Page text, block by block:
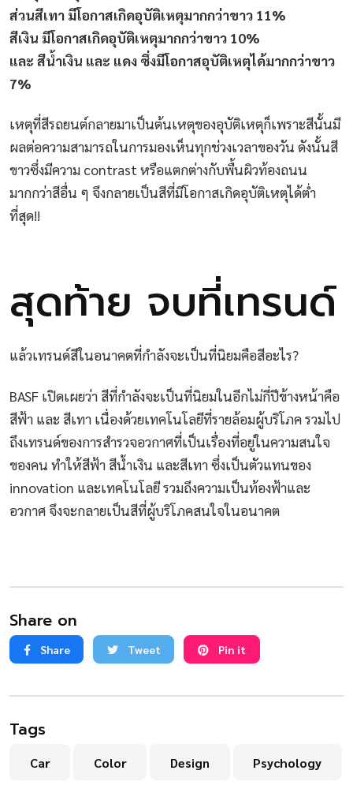
ส่วนสีเทา มีโอกาสเกิดอุบัติเหตุมากกว่าขาว 11%
สีเงิน มีโอกาสเกิดอุบัติเหตุมากกว่าขาว 10%
และ สีน้ำเงิน และ แดง ซึ่งมีโอกาสอุบัติเหตุได้มากกว่าขาว
7%
เหตุที่สีรถยนต์กลายมาเป็นต้นเหตุของอุบัติเหตุก็เพราะสีนั้นมี
ผลต่อความสามารถในการมองเห็นทุกช่วงเวลาของวัน ดังนั้นสี
ขาวซึ่งมีความ contrast หรือแตกต่างกับพื้นผิวท้องถนน
มากกว่าสีอื่น ๆ จึงกลายเป็นสีที่มีโอกาสเกิดอุบัติเหตุได้ต่ำ
ที่สุด!!
สุดท้าย จบที่เทรนด์
แล้วเทรนด์สีในอนาคตที่กำลังจะเป็นที่นิยมคือสีอะไร?
BASF เปิดเผยว่า สีที่กำลังจะเป็นที่นิยมในอีกไม่กี่ปีข้างหน้าคือ
สีฟ้า และ สีเทา เนื่องด้วยเทคโนโลยีที่รายล้อมผู้บริโภค รวมไป
ถึงเทรนด์ของการสำรวจอวกาศที่เป็นเรื่องที่อยู่ในความสนใจ
ของคน ทำให้สีฟ้า สีน้ำเงิน และสีเทา ซึ่งเป็นตัวแทนของ
innovation และเทคโนโลยี รวมถึงความเป็นท้องฟ้าและ
อวกาศ จึงจะกลายเป็นสีที่ผู้บริโภคสนใจในอนาคต
Share on
Share Tweet Pin it
Tags
Car Color Design Psychology